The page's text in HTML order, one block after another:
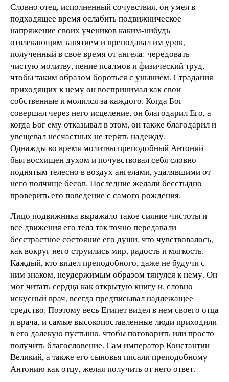
Словно отец, исполненный сочувствия, он умел в
подходящее время ослабить подвижническое
напряжение своих учеников каким-нибудь
отвлекающим занятием и преподавал им урок,
полученный в свое время от ангела: чередовать
чистую молитву, пение псалмов и физический труд,
чтобы таким образом бороться с унынием. Страдания
приходящих к нему он воспринимал как свои
собственные и молился за каждого. Когда Бог
совершал через него исцеление, он благодарил Его, а
когда Бог ему отказывал в этом, он также благодарил и
увещевал несчастных не терять надежду.
Однажды во время молитвы преподобный Антоний
был восхищен духом и почувствовал себя словно
поднятым телесно в воздух ангелами, удалявшими от
него полчище бесов. Последние желали бесстыдно
проверить его поведение с самого рождения.
Лицо подвижника выражало такое сияние чистоты и
все движения его тела так точно передавали
бесстрастное состояние его души, что чувствовалось,
как вокруг него струились мир, радость и мягкость.
Каждый, кто видел преподобного, даже не будучи с
ним знаком, неудержимым образом тянулся к нему. Он
мог читать сердца как открытую книгу и, словно
искусный врач, всегда предписывал надлежащее
средство. Поэтому весь Египет видел в нем своего отца
и врача, и самые высокопоставленные люди приходили
в его далекую пустыню, чтобы поговорить или просто
получить благословение. Сам император Константин
Великий, а также его сыновья писали преподобному
Антонию как отцу, желая получить от него ответ.